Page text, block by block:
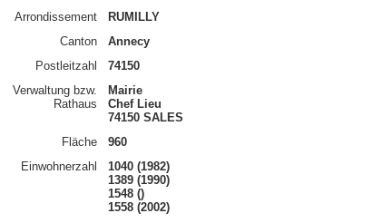
Arrondissement
RUMILLY
Canton
Annecy
Postleitzahl
74150
Verwaltung bzw.
Rathaus
Mairie
Chef Lieu
74150 SALES
Fläche
960
Einwohnerzahl
1040 (1982)
1389 (1990)
1548 ()
1558 (2002)